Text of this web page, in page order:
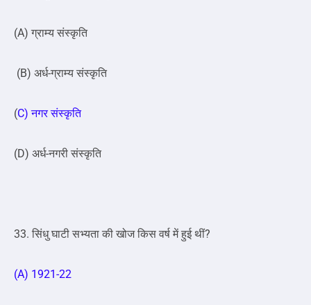
(A) ग्राम्य संस्कृति
(B) अर्ध-ग्राम्य संस्कृति
(C) नगर संस्कृति
(D) अर्ध-नगरी संस्कृति
33. सिंधु घाटी सभ्यता की खोज किस वर्ष में हुई थीं?
(A) 1921-22